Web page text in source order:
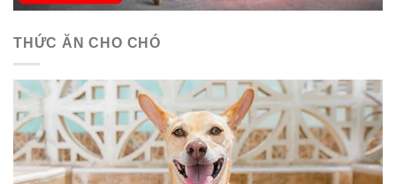
THỨC ĂN CHO CHÓ